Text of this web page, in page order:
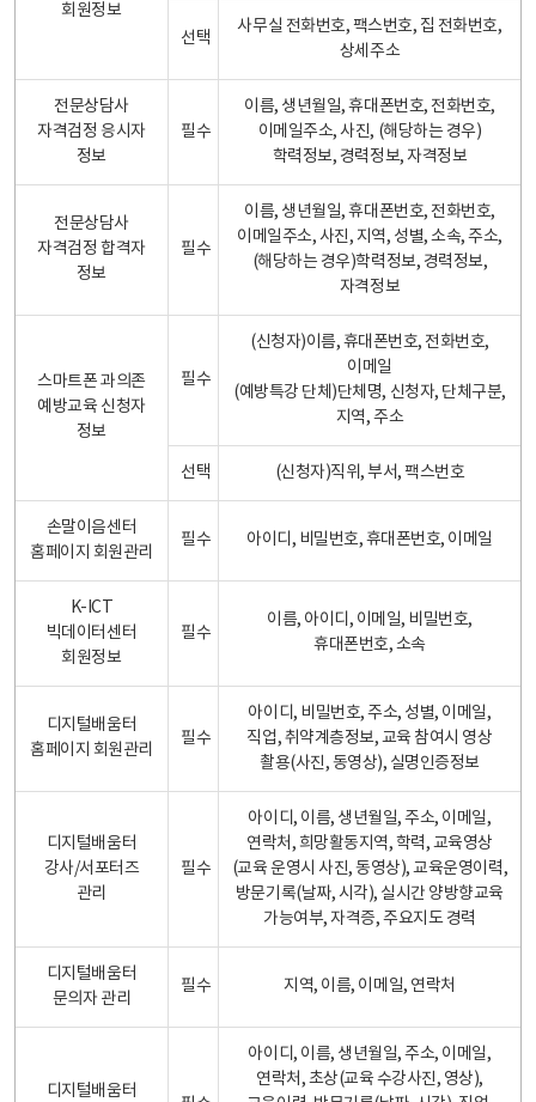
회원정보
선택
사무실 전화번호, 팩스번호, 집 전화번호,
상세주소
전문상담사
자격검정 응시자
정보
필수
이름, 생년월일, 휴대폰번호, 전화번호,
이메일주소, 사진, (해당하는 경우)
학력정보, 경력정보, 자격정보
전문상담사
자격검정 합격자
정보
필수
이름, 생년월일, 휴대폰번호, 전화번호,
이메일주소, 사진, 지역, 성별, 소속, 주소,
(해당하는 경우)학력정보, 경력정보,
자격정보
스마트폰 과의존
예방교육 신청자
정보
필수
(신청자)이름, 휴대폰번호, 전화번호,
이메일
(예방특강 단체)단체명, 신청자, 단체구분,
지역, 주소
선택 (신청자)직위, 부서, 팩스번호
손말이음센터
홈페이지 회원관리
필수 아이디, 비밀번호, 휴대폰번호, 이메일
K-ICT
빅데이터센터
회원정보
필수
이름, 아이디, 이메일, 비밀번호,
휴대폰번호, 소속
디지털배움터
홈페이지 회원관리
필수
아이디, 비밀번호, 주소, 성별, 이메일,
직업, 취약계층정보, 교육 참여시 영상
촬용(사진, 동영상), 실명인증정보
디지털배움터
강사/서포터즈
관리
필수
아이디, 이름, 생년월일, 주소, 이메일,
연락처, 희망활동지역, 학력, 교육영상
(교육 운영시 사진, 동영상), 교육운영이력,
방문기록(날짜, 시각), 실시간 양방향교육
가능여부, 자격증, 주요지도 경력
디지털배움터
문의자 관리
필수 지역, 이름, 이메일, 연락처
디지털배움터
아이디, 이름, 생년월일, 주소, 이메일,
연락처, 초상(교육 수강사진, 영상),